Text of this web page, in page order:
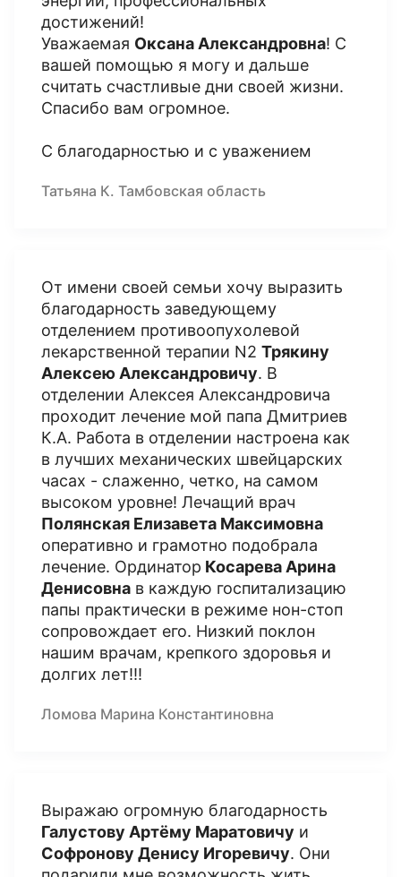
достижений!
Уважаемая Оксана Александровна! С
вашей помощью я могу и дальше
считать счастливые дни своей жизни.
Спасибо вам огромное.
С благодарностью и с уважением
Татьяна К. Тамбовская область
От имени своей семьи хочу выразить
благодарность заведующему
отделением противоопухолевой
лекарственной терапии N2 Трякину
Алексею Александровичу. В
отделении Алексея Александровича
проходит лечение мой папа Дмитриев
К.А. Работа в отделении настроена как
в лучших механических швейцарских
часах - слаженно, четко, на самом
высоком уровне! Лечащий врач
Полянская Елизавета Максимовна
оперативно и грамотно подобрала
лечение. Ординатор Косарева Арина
Денисовна в каждую госпитализацию
папы практически в режиме нон-стоп
сопровождает его. Низкий поклон
нашим врачам, крепкого здоровья и
долгих лет!!!
Ломова Марина Константиновна
Выражаю огромную благодарность
Галустову Артёму Маратовичу и
Софронову Денису Игоревичу. Они